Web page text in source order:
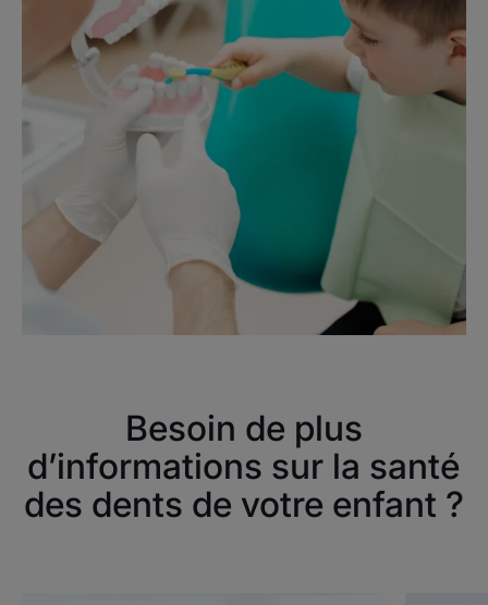
Besoin de plus
d’informations sur la santé
des dents de votre enfant ?